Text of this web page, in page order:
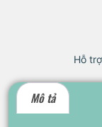
Hỗ
Mô tả